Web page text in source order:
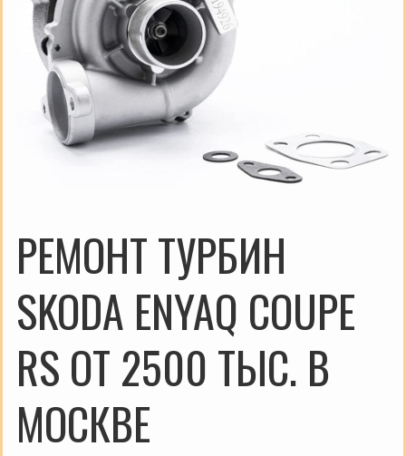
РЕМОНТ ТУРБИН
SKODA ENYAQ COUPE
RS ОТ 2500 ТЫС. В
МОСКВЕ